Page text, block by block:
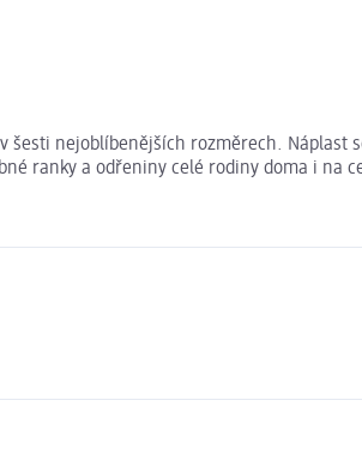
nejoblíbenějších rozměrech.
ranky a odřeniny celé rodiny doma i na